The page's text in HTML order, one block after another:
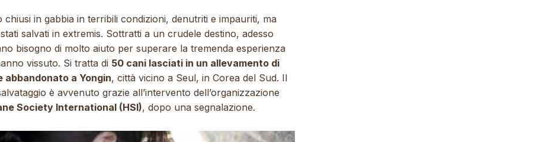
chiusi in gabbia in terribili condizioni, denutriti e impauriti, ma
salvati in extremis. Sottratti a un crudele destino, adesso
bisogno di molto aiuto per superare la tremenda esperienza
vissuto. Si tratta di 50 cani lasciati in un allevamento di
abbandonato a Yongin, città vicino a Seul, in Corea del Sud. Il
è avvenuto grazie all’intervento dell’organizzazione
Society International (HSI), dopo una segnalazione.